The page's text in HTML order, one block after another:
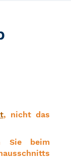
, nicht das
Sie beim